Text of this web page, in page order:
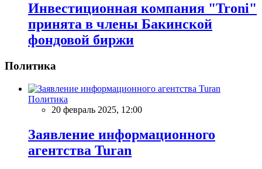
Инвестиционная компания "Troni"
принята в члены Бакинской
фондовой биржи
Политика
Политика
20 февраль 2025, 12:00
Заявление информационного
агентства Turan